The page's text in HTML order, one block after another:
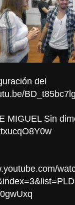
del
BD_t85bc7lg
MIGUEL Sin